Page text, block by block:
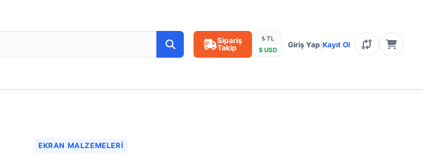
Sipariş
Takip
₺ TL
$ USD
Giriş Yap Kayıt Ol
EKRAN MALZEMELERI